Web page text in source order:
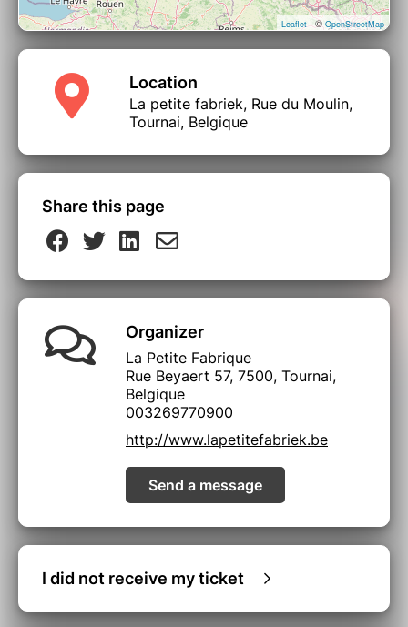
Leaflet | ©OpenStreetMap
Location
La petite fabriek, Rue du Moulin,
Tournai, Belgique
Share this page
Organizer
La Petite Fabrique
Rue Beyaert 57, 7500, Tournai,
Belgique
003269770900
http://www.lapetitefabriek.be
Send a message
I did not receive my ticket